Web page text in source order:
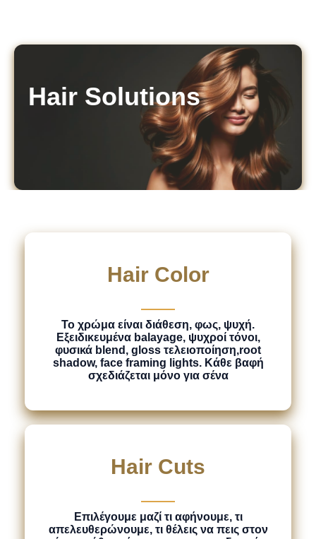
Hair Solutions​
Hair Color
Το χρώμα είναι διάθεση, φως, ψυχή.
Εξειδικευμένα balayage, ψυχροί τόνοι,
φυσικά blend, gloss τελειοποίηση,root
shadow, face framing lights. Κάθε βαφή
σχεδιάζεται μόνο για σένα
Hair Cuts​
Επιλέγουμε μαζί τι αφήνουμε, τι
απελευθερώνουμε, τι θέλεις να πεις στον